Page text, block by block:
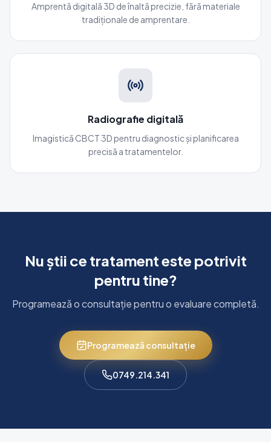
Amprentă digitală 3D de înaltă precizie, fără materiale
tradiționale de amprentare.
Radiografie digitală
Imagistică CBCT 3D pentru diagnostic și planificarea
precisă a tratamentelor.
Nu știi ce tratament este potrivit
pentru tine?
Programează o consultație pentru o evaluare completă.
Programează consultație
0749.214.341